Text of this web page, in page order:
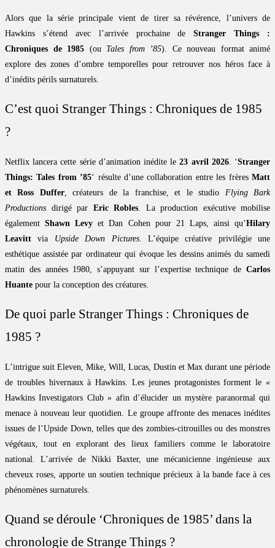
Alors que la série principale vient de tirer sa révérence, l’univers de
Hawkins s’étend avec l’arrivée prochaine deStranger Things :
Chroniques de 1985 (ou Tales from ’85). Ce nouveau format animé
explore des zones d’ombre temporelles pour retrouver nos héros face à
d’inédits périls surnaturels.
C’est quoi Stranger Things : Chroniques de 1985
?
Netflix lancera cette série d’animation inédite le23 avril 2026. ‘Stranger
Things: Tales from ’85‘ résulte d’une collaboration entre les frèresMatt
et Ross Duffer, créateurs de la franchise, et le studio Flying Bark
Productions dirigé par Eric Robles . La production exécutive mobilise
égalementShawn Levy et Dan Cohen pour 21 Laps, ainsi qu’Hilary
Leavitt via Upside Down Pictures. L’équipe créative privilégie une
esthétique assistée par ordinateur qui évoque les dessins animés du samedi
matin des années 1980, s’appuyant sur l’expertise technique de Carlos
Huante pour la conception des créatures.
De quoi parle Stranger Things : Chroniques de
1985 ?
L’intrigue suit Eleven, Mike, Will, Lucas, Dustin et Max durant une période
de troubles hivernaux à Hawkins. Les jeunes protagonistes forment le «
Hawkins Investigators Club » afin d’élucider un mystère paranormal qui
menace à nouveau leur quotidien. Le groupe affronte des menaces inédites
issues de l’Upside Down, telles que des zombies-citrouilles ou des monstres
végétaux, tout en explorant des lieux familiers comme le laboratoire
national. L’arrivée de Nikki Baxter, une mécanicienne ingénieuse aux
cheveux roses, apporte un soutien technique précieux à la bande face à ces
phénomènes surnaturels.
Quand se déroule ‘Chroniques de 1985’ dans la
chronologie de Strange Things ?